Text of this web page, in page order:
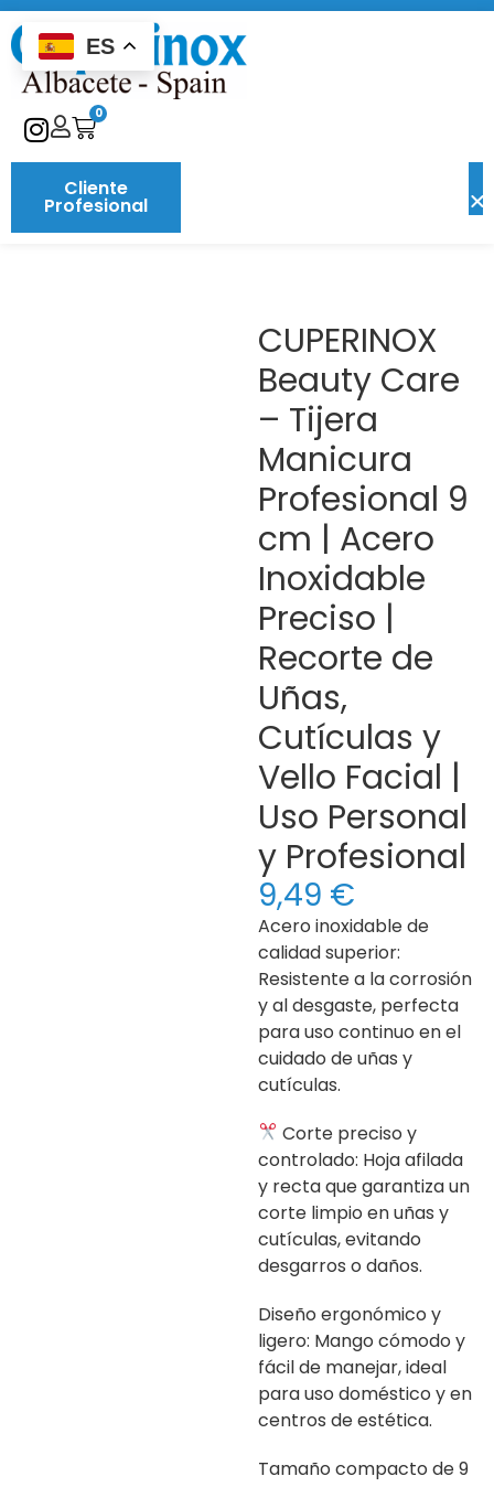
Cliente
Profesional
0
CUPERINOX
Beauty Care
– Tijera
Manicura
Profesional 9
cm | Acero
Inoxidable
Preciso |
Recorte de
Uñas,
Cutículas y
Vello Facial |
Uso Personal
y Profesional
9,49 €
Acero inoxidable de
calidad superior:
Resistente a la corrosión
y al desgaste, perfecta
para uso continuo en el
cuidado de uñas y
cutículas.
Corte preciso y
controlado: Hoja afilada
y recta que garantiza un
corte limpio en uñas y
cutículas, evitando
desgarros o daños.
Diseño ergonómico y
ligero: Mango cómodo y
fácil de manejar, ideal
para uso doméstico y en
centros de estética.
Tamaño compacto de 9
ES